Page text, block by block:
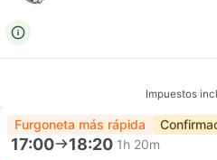
Impuestos
Furgoneta más rápida
17:00 18:20 1h 20m